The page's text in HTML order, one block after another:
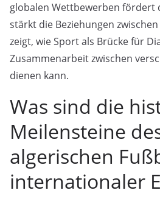
globalen Wettbewerben fördert
stärkt die Beziehungen
zeigt, wie Sport als Brücke für
Zusammenarbeit zwischen
dienen kann.
Was sind die
Meilensteine
algerischen
internationaler